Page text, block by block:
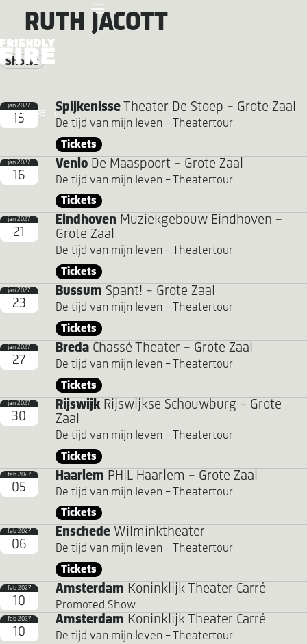
FRIENDLY FIRE
RUTH JACOTT
Shows
jan 2027
15
SpijkenisseTheater De Stoep - Grote Zaal
De tijd van mijn leven - Theatertour
Tickets
jan 2027
16
VenloDe Maaspoort - Grote Zaal
De tijd van mijn leven - Theatertour
Tickets
jan 2027
21
Eindhoven Muziekgebouw Eindhoven -
Grote Zaal
De tijd van mijn leven - Theatertour
Tickets
jan 2027
23
Bussum Spant! - Grote Zaal
De tijd van mijn leven - Theatertour
Tickets
jan 2027
27
BredaChassé Theater - Grote Zaal
De tijd van mijn leven - Theatertour
Tickets
jan 2027
30
RijswijkRijswijkse Schouwburg - Grote
Zaal
De tijd van mijn leven - Theatertour
Tickets
feb 2027
05
Haarlem PHIL Haarlem - Grote Zaal
De tijd van mijn leven - Theatertour
Tickets
feb 2027
06
EnschedeWilminktheater
De tijd van mijn leven - Theatertour
Tickets
feb 2027
10
Amsterdam Koninklijk Theater Carré
Promoted Show
feb 2027
10
Amsterdam Koninklijk Theater Carré
De tijd van mijn leven - Theatertour